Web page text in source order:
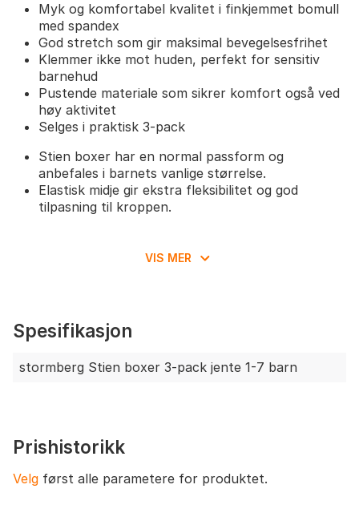
Myk og komfortabel kvalitet i finkjemmet bomull
med spandex
God stretch som gir maksimal bevegelsesfrihet
Klemmer ikke mot huden, perfekt for sensitiv
barnehud
Pustende materiale som sikrer komfort også ved
høy aktivitet
Selges i praktisk 3-pack
Stien boxer har en normal passform og
anbefales i barnets vanlige størrelse.
Elastisk midje gir ekstra fleksibilitet og god
tilpasning til kroppen.
VIS MER
Spesifikasjon
stormberg Stien boxer 3-pack jente 1-7 barn
Prishistorikk
Velg først alle parametere for produktet.